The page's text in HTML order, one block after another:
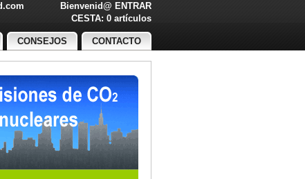
Bienvenid@ ENTRAR
CESTA: 0 artículos
CONSEJOS CONTACTO